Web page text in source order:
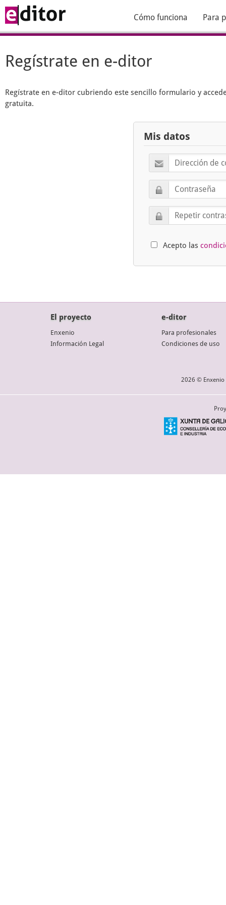
Cómo funciona Para
Regístrate en e-ditor
Regístrate en e-ditor cubriendo este sencillo formulario y
gratuita.
Mis datos
Acepto las
El proyecto
Enxenio
Información Legal
e-ditor
Para profesionales
Condiciones de uso
2026 © Enxenio